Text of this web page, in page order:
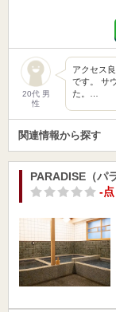
20代 男
性
アクセス
です。 サ
た。…
関連情報から探す
PARADISE（パ
-点